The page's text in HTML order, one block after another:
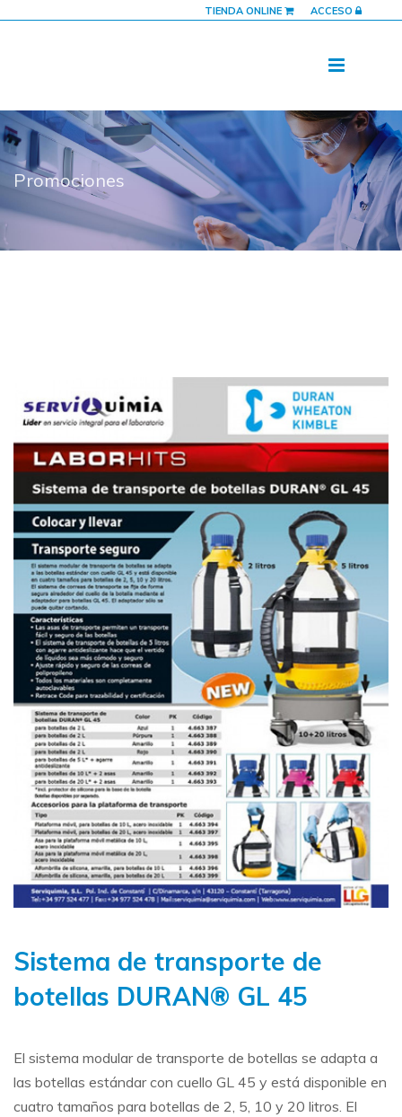
TIENDA ONLINE ACCESO
Promociones
Sistema de transporte de
botellas DURAN® GL 45
El sistema modular de transporte de botellas se adapta a
las botellas estándar con cuello GL 45 y está disponible en
cuatro tamaños para botellas de 2, 5, 10 y 20 litros. El